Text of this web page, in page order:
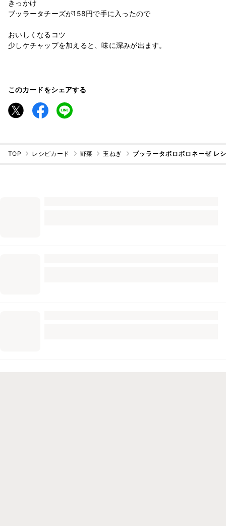
きっかけ
ブッラータチーズが158円で手に入ったので
おいしくなるコツ
少しケチャップを加えると、味に深みが出ます。
このカードをシェアする
TOP レシピカード 野菜 玉ねぎ ブッラータボロボロネーゼ レ